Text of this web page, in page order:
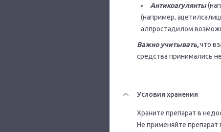
Антикоагулянты
(например,
алпростадилом
Важно учитывать,что
средства принимались
Условия хранения
Храните препарат в
Не применяйте препарат